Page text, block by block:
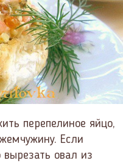
перепелиное яйцо,
Если
овал из